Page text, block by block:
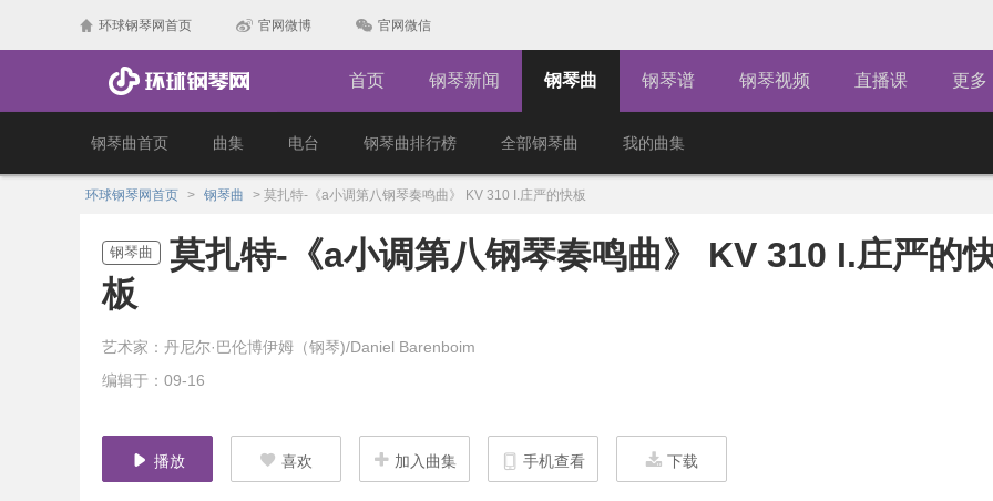
环球钢琴网首页 官网微博 官网微信
首页 钢琴新闻 钢琴曲 钢琴谱 钢琴视频 直播课 更多
钢琴曲首页 曲集 电台 钢琴曲排行榜 全部钢琴曲 我的曲集
环球钢琴网首页 > 钢琴曲 > 莫扎特-《a小调第八钢琴奏鸣曲》 KV 310 I.庄严的快板
钢琴曲
莫扎特-《a小调第八钢琴奏鸣曲》 KV 310 I.庄严的
板
艺术家：丹尼尔·巴伦博伊姆（钢琴)/Daniel Barenboim
编辑于：09-16
播放 喜欢 加入曲集 手机查看 下载